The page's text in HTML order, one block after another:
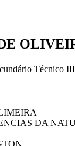
Técnico III
DA